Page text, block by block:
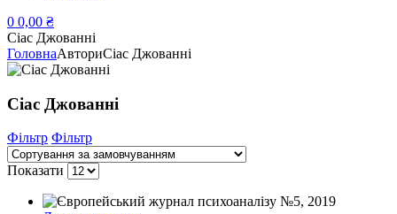
0 0,00 ₴
Сіас Джованні
ГоловнаАвториСіас Джованні
Сіас Джованні
Фільтр Фільтр
Показати